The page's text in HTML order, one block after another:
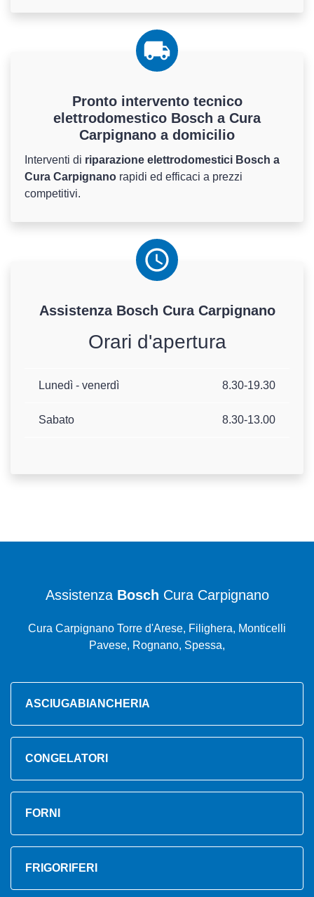
Pronto intervento tecnico
elettrodomestico Bosch a Cura
Carpignano a domicilio
Interventi di riparazione elettrodomestici Bosch a
Cura Carpignano rapidi ed efficaci a prezzi
competitivi.
Assistenza Bosch Cura Carpignano
Orari d'apertura
Lunedì - venerdì 8.30-19.30
Sabato 8.30-13.00
Assistenza Bosch Cura Carpignano
Cura Carpignano Torre d'Arese, Filighera, Monticelli
Pavese, Rognano, Spessa,
ASCIUGABIANCHERIA
CONGELATORI
FORNI
FRIGORIFERI